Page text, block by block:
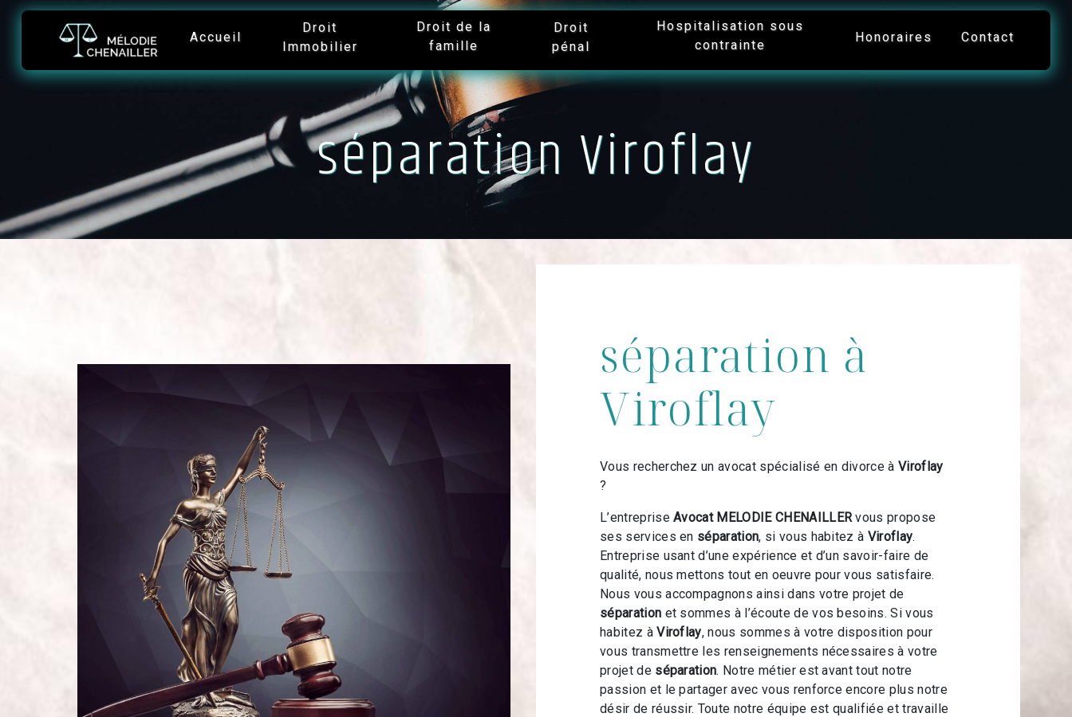
Accueil
Droit
Immobilier
Droit de la
famille
Droit
pénal
Hospitalisation sous
contrainte
Honoraires Contact
séparation Viroflay
séparation à
Viroflay
Vous recherchez un avocat spécialisé en divorce à Viroflay
?
L’entrepriseAvocat MELODIE CHENAILLERvous propose
ses services en séparation, si vous habitez à Viroflay.
Entreprise usant d’une expérience et d’un savoir-faire de
qualité, nous mettons tout en oeuvre pour vous satisfaire.
Nous vous accompagnons ainsi dans votre projet de
séparation et sommes à l’écoute de vos besoins. Si vous
habitez àViroflay, nous sommes à votre disposition pour
vous transmettre les renseignements nécessaires à votre
projet de séparation. Notre métier est avant tout notre
passion et le partager avec vous renforce encore plus notre
désir de réussir. Toute notre équipe est qualifiée et travaille
Panneau de gestion des cookies